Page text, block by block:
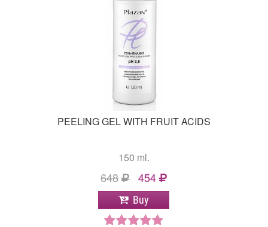
PEELING GEL WITH FRUIT ACIDS
150 ml.
648 454
Buy